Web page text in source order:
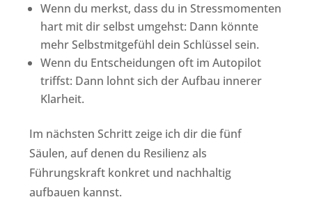
Wenn du merkst, dass du in Stressmomenten
hart mit dir selbst umgehst: Dann könnte
mehr Selbstmitgefühl dein Schlüssel sein.
Wenn du Entscheidungen oft im Autopilot
triffst: Dann lohnt sich der Aufbau innerer
Klarheit.
Im nächsten Schritt zeige ich dir die fünf
Säulen, auf denen du Resilienz als
Führungskraft konkret und nachhaltig
aufbauen kannst.